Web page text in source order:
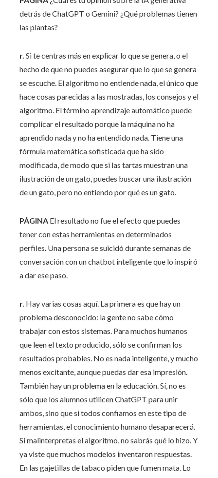
detrás de ChatGPT o Gemini? ¿Qué problemas tienen
las plantas?
r. Si te centras más en explicar lo que se genera, o el
hecho de que no puedes asegurar que lo que se genera
se escuche. El algoritmo no entiende nada, el único que
hace cosas parecidas a las mostradas, los consejos y el
algoritmo. El término aprendizaje automático puede
complicar el resultado porque la máquina no ha
aprendido nada y no ha entendido nada. Tiene una
fórmula matemática sofisticada que ha sido
modificada, de modo que si las tartas muestran una
ilustración de un gato, puedes buscar una ilustración
de un gato, pero no entiendo por qué es un gato.
PÁGINA El resultado no fue el efecto que puedes
tener con estas herramientas en determinados
perfiles. Una persona se suicidó durante semanas de
conversación con un chatbot inteligente que lo inspiró
a dar ese paso.
r. Hay varias cosas aquí. La primera es que hay un
problema desconocido: la gente no sabe cómo
trabajar con estos sistemas. Para muchos humanos
que leen el texto producido, sólo se confirman los
resultados probables. No es nada inteligente, y mucho
menos excitante, aunque puedas dar esa impresión.
También hay un problema en la educación. Sí, no es
sólo que los alumnos utilicen ChatGPT para unir
ambos, sino que si todos confiamos en este tipo de
herramientas, el conocimiento humano desaparecerá.
Si malinterpretas el algoritmo, no sabrás qué lo hizo. Y
ya viste que muchos modelos inventaron respuestas.
En las gajetillas de tabaco piden que fumen mata. Lo